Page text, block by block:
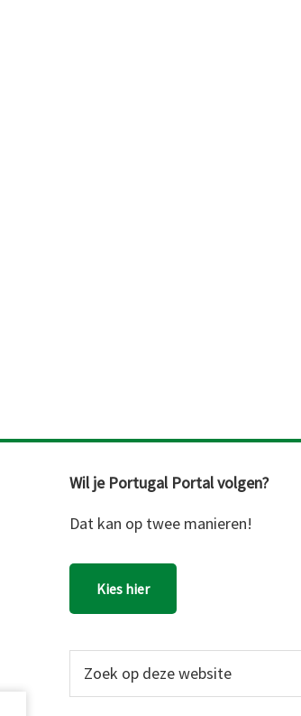
Wil je Portugal Portal volgen?
Dat kan op twee manieren!
Kies hier